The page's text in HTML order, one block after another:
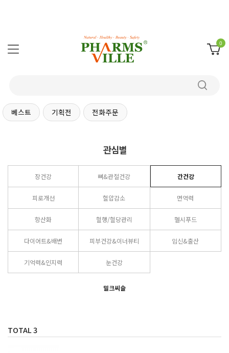
0
베스트 기획전 전화주문
관심별
장건강 뼈&관절건강 간건강
피로개선 혈압감소 면역력
항산화 혈행/혈당관리 헬시푸드
다이어트&배변 피부건강&이너뷰티 임신&출산
기억력&인지력 눈건강
밀크씨슬
TOTAL3